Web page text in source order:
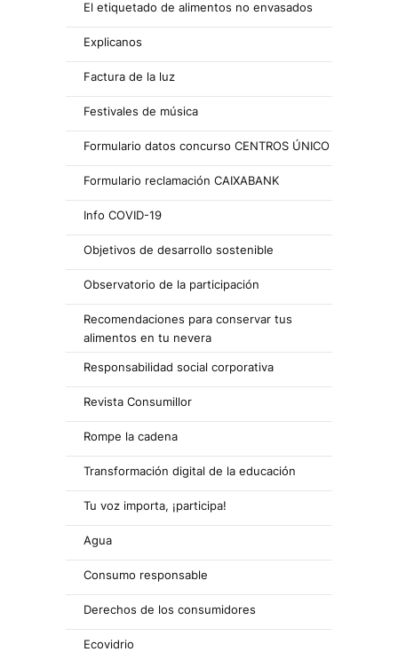
El etiquetado de alimentos no envasados
Explicanos
Factura de la luz
Festivales de música
Formulario datos concurso CENTROS ÚNICO
Formulario reclamación CAIXABANK
Info COVID-19
Objetivos de desarrollo sostenible
Observatorio de la participación
Recomendaciones para conservar tus
alimentos en tu nevera
Responsabilidad social corporativa
Revista Consumillor
Rompe la cadena
Transformación digital de la educación
Tu voz importa, ¡participa!
Agua
Consumo responsable
Derechos de los consumidores
Ecovidrio